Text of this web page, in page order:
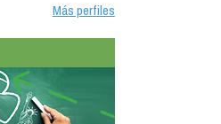
Más perfiles